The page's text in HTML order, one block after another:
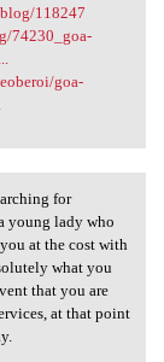
118247
74230_goa-
goa-
are
for
young lady who
at the cost with
what you
that you are
at that point